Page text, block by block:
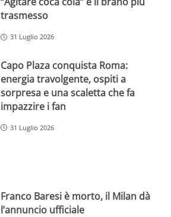
trasmesso
31 Luglio 2026
Capo Plaza conquista Roma:
energia travolgente, ospiti a
sorpresa e una scaletta che fa
impazzire i fan
31 Luglio 2026
Franco Baresi è morto, il Milan dà
l’annuncio ufficiale